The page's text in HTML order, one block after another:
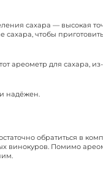
сахара — высокая
сахара, чтобы
ареометр для сахара,
надёжен.
обратиться в
винокуров. Помимо